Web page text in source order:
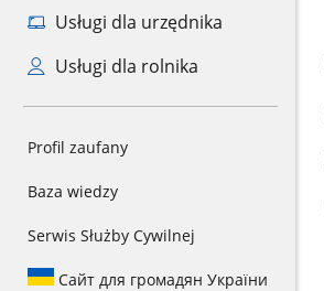
Usługi dla urzędnika
Usługi dla rolnika
Profil zaufany
Baza wiedzy
Serwis Służby Cywilnej
Сайт для громадян України